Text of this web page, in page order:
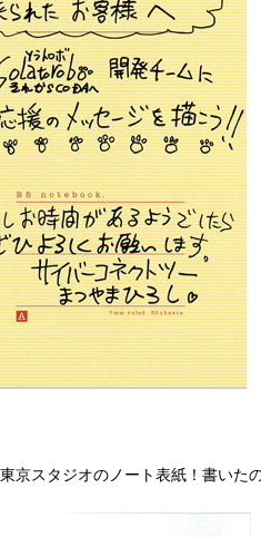
京スタジオのノート表紙！書いた